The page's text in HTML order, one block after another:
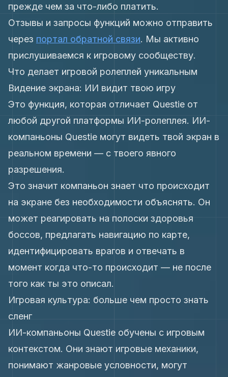
прежде чем за что-либо платить.
Отзывы и запросы функций можно отправить
через портал обратной связи. Мы активно
прислушиваемся к игровому сообществу.
Что делает игровой ролеплей уникальным
Видение экрана: ИИ видит твою игру
Это функция, которая отличает Questie от
любой другой платформы ИИ-ролеплея. ИИ-
компаньоны Questie могут видеть твой экран в
реальном времени — с твоего явного
разрешения.
Это значит компаньон знает что происходит
на экране без необходимости объяснять. Он
может реагировать на полоски здоровья
боссов, предлагать навигацию по карте,
идентифицировать врагов и отвечать в
момент когда что-то происходит — не после
того как ты это описал.
Игровая культура: больше чем просто знать
сленг
ИИ-компаньоны Questie обучены с игровым
контекстом. Они знают игровые механики,
понимают жанровые условности, могут